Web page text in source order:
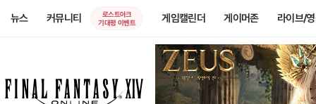
뉴스 커뮤니티
로스트아크
기대평 이벤트
게임캘린더 게이머존 라이브/